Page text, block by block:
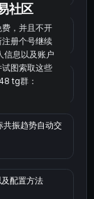
振趋势自动交
配置方法
社区
，并且不开
册个号继续
信息以及账户
图索取这些
tg群：